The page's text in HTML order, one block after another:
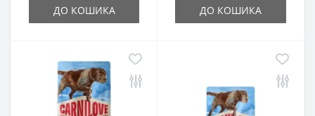
ДО КОШИКА ДО КОШИКА